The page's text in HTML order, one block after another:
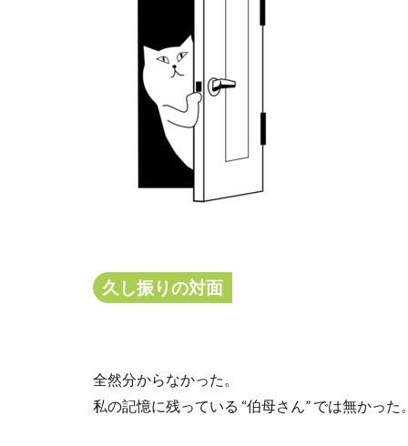
久し振りの対面
全然分からなかった。
私の記憶に残っている “伯母さん” では無かった。